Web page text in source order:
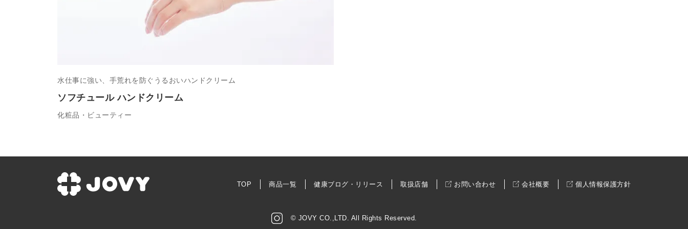
ソフチュール ハンドクリーム
水仕事に強い、手荒れを防ぐうるおいハンドクリーム
化粧品・ビューティー
TOP 商品一覧 健康ブログ・リリース 取扱店舗 お問い合わせ 会社概要 個人情報保護方針
© JOVY CO.,LTD. All Rights Reserved.